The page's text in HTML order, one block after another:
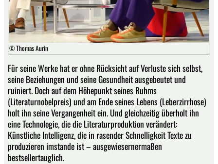
© Thomas Aurin
Für seine Werke hat er ohne Rücksicht auf Verluste sich selbst,
seine Beziehungen und seine Gesundheit ausgebeutet und
ruiniert. Doch auf dem Höhepunkt seines Ruhms
(Literaturnobelpreis) und am Ende seines Lebens (Leberzirrhose)
holt ihn seine Vergangenheit ein. Und gleichzeitig überholt ihn
eine Technologie, die die Literaturproduktion verändert:
Künstliche Intelligenz, die in rasender Schnelligkeit Texte zu
produzieren imstande ist – ausgewiesernermaßen
bestsellertauglich.